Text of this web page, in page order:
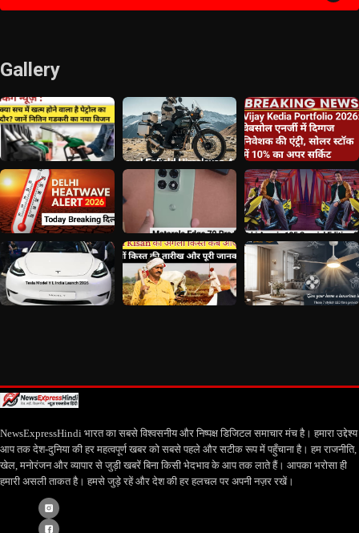
Gallery
NewsExpressHindi भारत का सबसे विश्वसनीय और निष्पक्ष डिजिटल समाचार मंच है। हमारा उद्देश्य
आप तक देश-दुनिया की हर महत्वपूर्ण खबर को सबसे पहले और सटीक रूप में पहुँचाना है। हम राजनीति,
खेल, मनोरंजन और व्यापार से जुड़ी खबरें बिना किसी भेदभाव के आप तक लाते हैं। आपका भरोसा ही
हमारी असली ताकत है। हमसे जुड़े रहें और देश की हर हलचल पर अपनी नज़र रखें।